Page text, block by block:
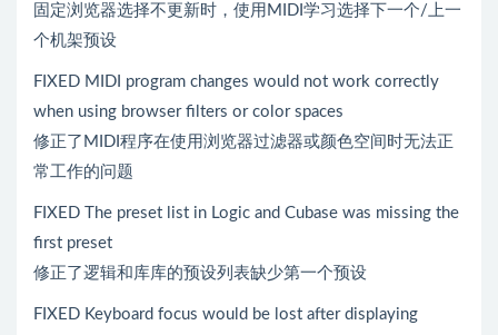
固定浏览器选择不更新时，使用MIDI学习选择下一个/上一
个机架预设
FIXED MIDI program changes would not work correctly
when using browser filters or color spaces
修正了MIDI程序在使用浏览器过滤器或颜色空间时无法正
常工作的问题
FIXED The preset list in Logic and Cubase was missing the
first preset
修正了逻辑和库库的预设列表缺少第一个预设
FIXED Keyboard focus would be lost after displaying